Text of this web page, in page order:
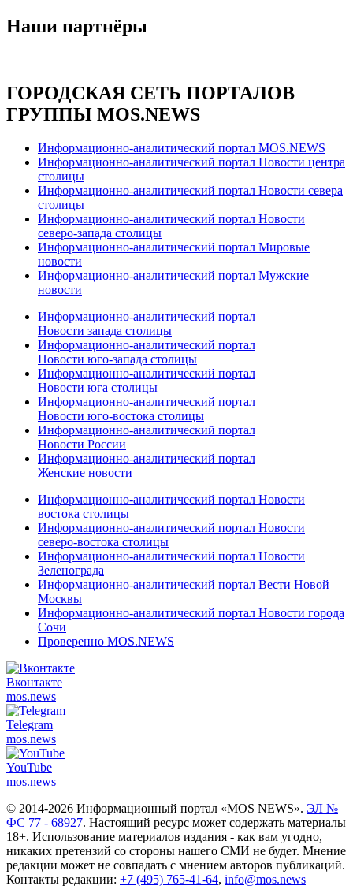
Наши партнёры
ГОРОДСКАЯ СЕТЬ ПОРТАЛОВ
ГРУППЫ MOS.NEWS
Информационно-аналитический портал MOS.NEWS
Информационно-аналитический портал Новости центра
столицы
Информационно-аналитический портал Новости севера
столицы
Информационно-аналитический портал Новости
северо-запада столицы
Информационно-аналитический портал Мировые
новости
Информационно-аналитический портал Мужские
новости
Информационно-аналитический портал
Новости запада столицы
Информационно-аналитический портал
Новости юго-запада столицы
Информационно-аналитический портал
Новости юга столицы
Информационно-аналитический портал
Новости юго-востока столицы
Информационно-аналитический портал
Новости России
Информационно-аналитический портал
Женские новости
Информационно-аналитический портал Новости
востока столицы
Информационно-аналитический портал Новости
северо-востока столицы
Информационно-аналитический портал Новости
Зеленограда
Информационно-аналитический портал Вести Новой
Москвы
Информационно-аналитический портал Новости города
Сочи
Проверенно MOS.NEWS
Вконтакте
mos.news
Telegram
mos.news
YouTube
mos.news
© 2014-2026 Информационный портал «MOS NEWS». ЭЛ №
ФС 77 - 68927. Настоящий ресурс может содержать материалы
18+. Использование материалов издания - как вам угодно,
никаких претензий со стороны нашего СМИ не будет. Мнение
редакции может не совпадать с мнением авторов публикаций.
Контакты редакции: +7 (495) 765-41-64, info@mos.news